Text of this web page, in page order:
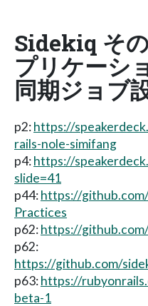
Sidekiq そ
プリケーシ
同期ジョブ
p2:https://
rails-nole-simifang
p4:https://
slide=41
p44:https://
Practices
p62:https://
p62:
https://github.com/
p63:https://
beta-1